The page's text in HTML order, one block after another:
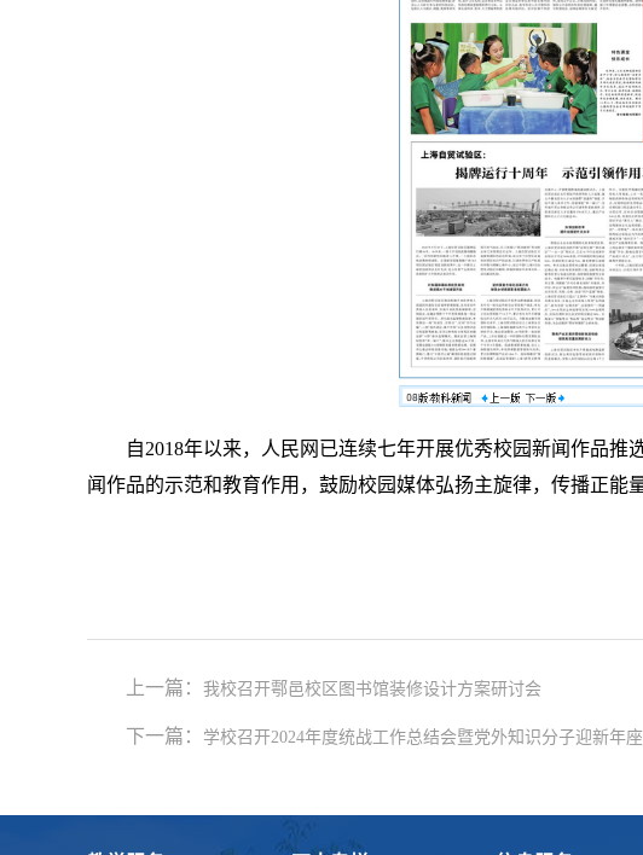
自2018年以来，人民网已连续七年开展优秀校园新闻作品
闻作品的示范和教育作用，鼓励校园媒体弘扬主旋律，传播正能量
上一篇： 我校召开鄠邑校区图书馆装修设计方案研讨会
下一篇： 学校召开2024年度统战工作总结会暨党外知识分子迎新年